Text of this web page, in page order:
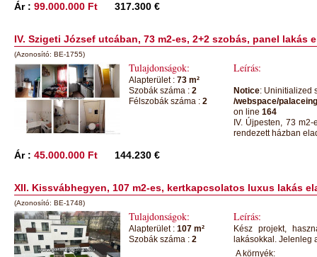
Ár : 99.000.000 Ft 317.300 €
IV. Szigeti József utcában, 73 m2-es, 2+2 szobás, panel lakás
(Azonosító: BE-1755)
Tulajdonságok:
Alapterület : 73 m²
Szobák száma : 2
Félszobák száma : 2
Leírás:
Notice: Uninitialized
/webspace/
on line 164
IV. Újpesten, 73
rendezett házban
Ár : 45.000.000 Ft 144.230 €
XII. Kissvábhegyen, 107 m2-es, kertkapcsolatos luxus lakás
(Azonosító: BE-1748)
Tulajdonságok:
Alapterület : 107 m²
Szobák száma : 2
Leírás:
Kész projekt,
lakásokkal. Jelenleg
A környék: